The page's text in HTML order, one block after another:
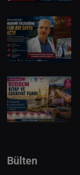
Bülten